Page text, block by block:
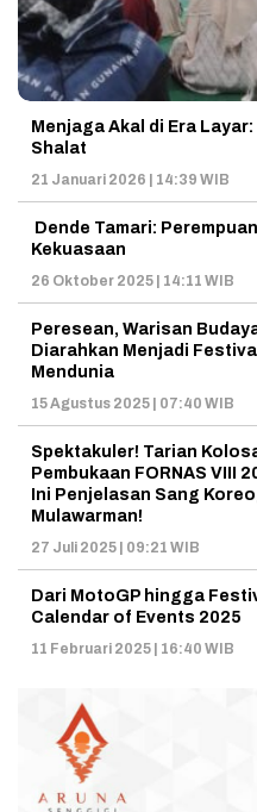
Menjaga Akal di Era
Shalat
21 Januari 2026 | 14:39 WIB
Dende Tamari:
Kekuasaan
26 Oktober 2025 | 14:11 WIB
Peresean, Warisan
Diarahkan Menjadi
Mendunia
15 Agustus 2025 | 07:40 WIB
Spektakuler! Tarian
Pembukaan FORNAS VIII
Ini Penjelasan Sang
Mulawarman!
27 Juli 2025 | 09:21 WIB
Dari MotoGP hingga
Calendar of Events 2025
11 Februari 2025 | 16:40 WIB